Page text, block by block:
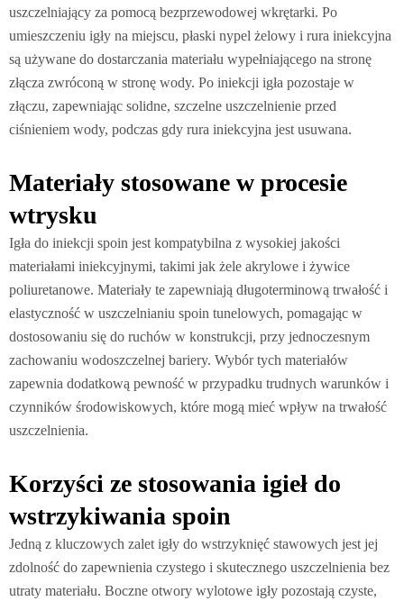
uszczelniający za pomocą bezprzewodowej wkrętarki. Po
umieszczeniu igły na miejscu, płaski nypel żelowy i rura iniekcyjna
są używane do dostarczania materiału wypełniającego na stronę
złącza zwróconą w stronę wody. Po iniekcji igła pozostaje w
złączu, zapewniając solidne, szczelne uszczelnienie przed
ciśnieniem wody, podczas gdy rura iniekcyjna jest usuwana.
Materiały stosowane w procesie
wtrysku
Igła do iniekcji spoin jest kompatybilna z wysokiej jakości
materiałami iniekcyjnymi, takimi jak żele akrylowe i żywice
poliuretanowe. Materiały te zapewniają długoterminową trwałość i
elastyczność w uszczelnianiu spoin tunelowych, pomagając w
dostosowaniu się do ruchów w konstrukcji, przy jednoczesnym
zachowaniu wodoszczelnej bariery. Wybór tych materiałów
zapewnia dodatkową pewność w przypadku trudnych warunków i
czynników środowiskowych, które mogą mieć wpływ na trwałość
uszczelnienia.
Korzyści ze stosowania igieł do
wstrzykiwania spoin
Jedną z kluczowych zalet igły do wstrzyknięć stawowych jest jej
zdolność do zapewnienia czystego i skutecznego uszczelnienia bez
utraty materiału. Boczne otwory wylotowe igły pozostają czyste,